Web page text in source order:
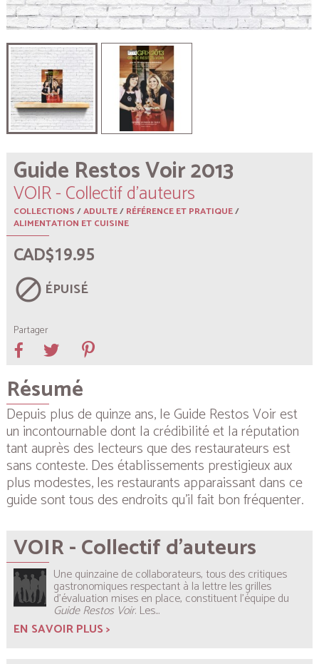
Guide Restos Voir 2013
VOIR - Collectif d'auteurs
COLLECTIONS/ADULTE/RÉFÉRENCE ET PRATIQUE/
ALIMENTATION ET CUISINE
CAD$19.95
block ÉPUISÉ
Partager
Résumé
Depuis plus de quinze ans, leGuide Restos Voirest
un incontournable dont la crédibilité et la réputation
tant auprès des lecteurs que des restaurateurs est
sans conteste. Des établissements prestigieux aux
plus modestes, les restaurants apparaissant dans ce
guide sont tous des endroits qu’il fait bon fréquenter.
VOIR - Collectif d'auteurs
Une quinzaine de collaborateurs, tous des critiques
gastronomiques respectant à la lettre les grilles
d’évaluation mises en place, constituent l’équipe du
Guide Restos Voir. Les...
EN SAVOIR PLUS >